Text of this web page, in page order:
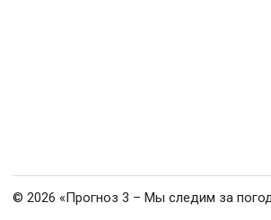
© 2026 «Прогноз 3 – Мы следим за